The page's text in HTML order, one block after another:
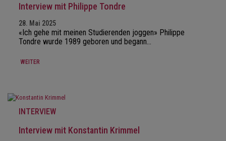
Interview mit Philippe Tondre
28. Mai 2025
«Ich gehe mit meinen Studierenden joggen» Philippe
Tondre wurde 1989 geboren und begann…
WEITER
INTERVIEW
Interview mit Konstantin Krimmel